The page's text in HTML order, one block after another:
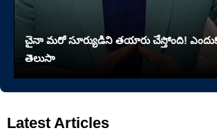
చైనా మరో సూర్యుడిని తయారు చేస్తోంది!
తెలుసా
Latest Articles